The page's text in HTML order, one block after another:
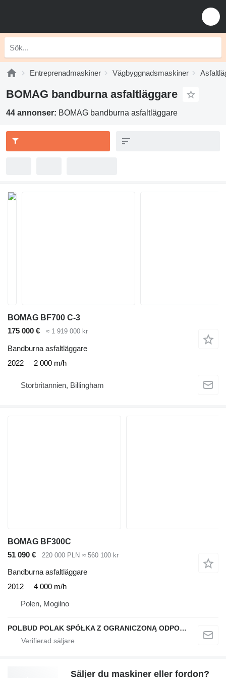
Entreprenadmaskiner Vägbyggnadsmaskiner
BOMAG bandburna asfaltläggare
44 annonser: BOMAG bandburna asfaltläggare
BOMAG BF700 C-3
175 000 €
≈ 1 919 000 kr
Bandburna asfaltläggare
2022
2 000 m/h
Storbritannien, Billingham
BOMAG BF300C
51 090 €
220 000 PLN ≈ 560 100 kr
Bandburna asfaltläggare
2012
4 000 m/h
Polen, Mogilno
POLBUD POLAK SPÓŁKA Z OGRANICZONĄ ODPOWIEDZIALNOŚCIĄ
Säljer du maskiner eller fordon?